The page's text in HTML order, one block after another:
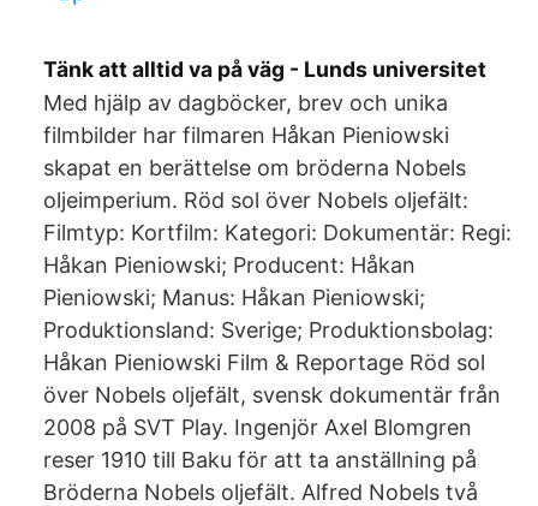
Tänk att alltid va på väg - Lunds universitet
Med hjälp av dagböcker, brev och unika
filmbilder har filmaren Håkan Pieniowski
skapat en berättelse om bröderna Nobels
oljeimperium. Röd sol över Nobels oljefält:
Filmtyp: Kortfilm: Kategori: Dokumentär: Regi:
Håkan Pieniowski; Producent: Håkan
Pieniowski; Manus: Håkan Pieniowski;
Produktionsland: Sverige; Produktionsbolag:
Håkan Pieniowski Film & Reportage Röd sol
över Nobels oljefält, svensk dokumentär från
2008 på SVT Play. Ingenjör Axel Blomgren
reser 1910 till Baku för att ta anställning på
Bröderna Nobels oljefält. Alfred Nobels två